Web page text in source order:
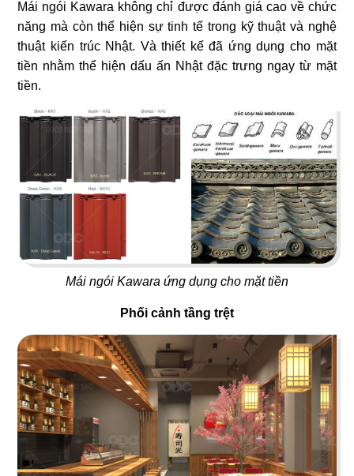
Mái ngói Kawara không chỉ được đánh giá cao về chức
năng mà còn thể hiện sự tinh tế trong kỹ thuật và nghệ
thuật kiến trúc Nhật. Và thiết kế đã ứng dụng cho mặt
tiền nhằm thể hiện dấu ấn Nhật đặc trưng ngay từ mặt
tiền.
Mái ngói Kawara ứng dụng cho mặt tiền
Phối cảnh tầng trệt
ÁN
SHOWROOM
05
OJIGI
Quán bar
06
PAT KAO THAI - BẾN TRE
Nhà hàng Thái
07
TORI MATSUKI
08
KING COFFEE
Quán cafe
09
ORIFOOD - LÊ VĂN SỸ
BBQ & Hotpot
10
LA VISTA
Nhà hàng Âu